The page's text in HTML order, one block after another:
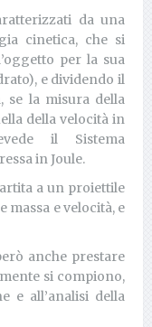
da una
cinetica, che si
per la sua
e dividendo il
se la misura della
della velocità in
il Sistema
in Joule.
a un proiettile
e velocità, e
anche prestare
si compiono,
e all’analisi della